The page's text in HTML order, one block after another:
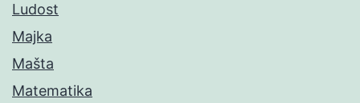
Ludost
Majka
Mašta
Matematika